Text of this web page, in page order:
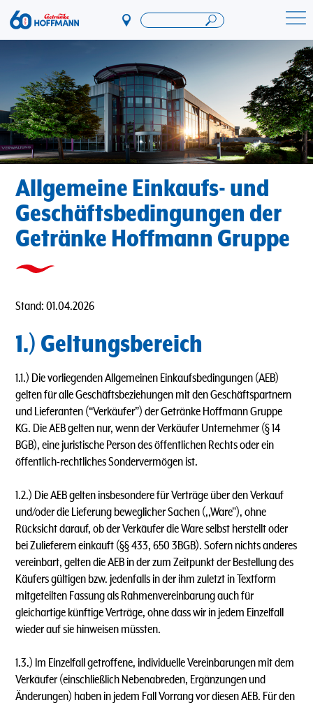
Direkt
zum
Inhalt
Startseite Getränke Hoffmann
Allgemeine Einkaufs- und
Geschäftsbedingungen der
Getränke Hoffmann Gruppe
Stand: 01.04.2026
1.) Geltungsbereich
1.1.) Die vorliegenden Allgemeinen Einkaufsbedingungen (AEB)
gelten für alle Geschäftsbeziehungen mit den Geschäftspartnern
und Lieferanten (“Verkäufer”) der Getränke Hoffmann Gruppe
KG. Die AEB gelten nur, wenn der Verkäufer Unternehmer (§ 14
BGB), eine juristische Person des öffentlichen Rechts oder ein
öffentlich-rechtliches Sondervermögen ist.
1.2.) Die AEB gelten insbesondere für Verträge über den Verkauf
und/oder die Lieferung beweglicher Sachen (,,Ware"), ohne
Rücksicht darauf, ob der Verkäufer die Ware selbst herstellt oder
bei Zulieferern einkauft (§§ 433, 650 3BGB). Sofern nichts anderes
vereinbart, gelten die AEB in der zum Zeitpunkt der Bestellung des
Käufers gültigen bzw. jedenfalls in der ihm zuletzt in Textform
mitgeteilten Fassung als Rahmenvereinbarung auch für
gleichartige künftige Verträge, ohne dass wir in jedem Einzelfall
wieder auf sie hinweisen müssten.
1.3.) lm Einzelfall getroffene, individuelle Vereinbarungen mit dem
Verkäufer (einschließlich Nebenabreden, Ergänzungen und
Änderungen) haben in jedem Fall Vorrang vor diesen AEB. Für den